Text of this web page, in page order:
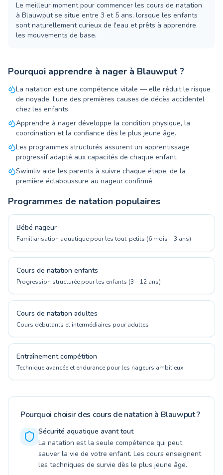
Le meilleur moment pour commencer les cours de natation
à Blauwput se situe entre 3 et 5 ans, lorsque les enfants
sont naturellement curieux de l'eau et prêts à apprendre
les mouvements de base.
Pourquoi apprendre à nager à Blauwput ?
La natation est une compétence vitale — elle réduit le risque
de noyade, l'une des premières causes de décès accidentel
chez les enfants.
Apprendre à nager développe la condition physique, la
coordination et la confiance dès le plus jeune âge.
Les programmes structurés assurent un apprentissage
progressif adapté aux capacités de chaque enfant.
Swimliv aide les parents à suivre chaque étape, de la
première éclaboussure au nageur confirmé.
Programmes de natation populaires
Bébé nageur
Familiarisation aquatique pour les tout-petits (6 mois – 3 ans)
Cours de natation enfants
Progression structurée pour les enfants (3 – 12 ans)
Cours de natation adultes
Cours débutants et intermédiaires pour adultes
Entraînement compétition
Technique avancée et endurance pour les nageurs ambitieux
Pourquoi choisir des cours de natation à Blauwput ?
Sécurité aquatique avant tout
La natation est la seule compétence qui peut
sauver la vie de votre enfant. Les cours enseignent
les techniques de survie dès le plus jeune âge.